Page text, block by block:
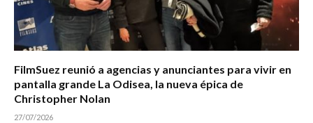
FilmSuez reunió a agencias y anunciantes para vivir en
pantalla grande La Odisea, la nueva épica de
Christopher Nolan
27/07/2026